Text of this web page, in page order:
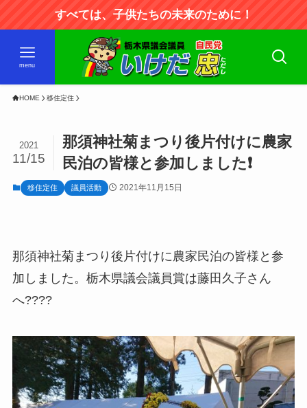
すべては、子供たちの未来のために！
menu
HOME 移住定住
那須神社菊まつり後片付けに農家
民泊の皆様と参加しました❗
2021
11/15
移住定住 議員活動 2021年11月15日
那須神社菊まつり後片付けに農家民泊の皆様と参
加しました。栃木県議会議員賞は藤田久子さん
へ????